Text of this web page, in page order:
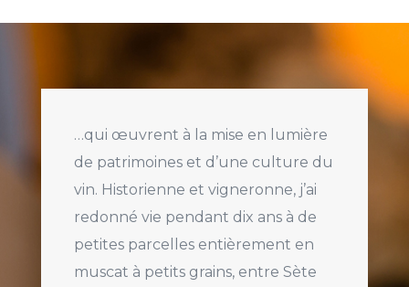
…qui œuvrent à la mise en lumière
de patrimoines et d’une culture du
vin. Historienne et vigneronne, j’ai
redonné vie pendant dix ans à de
petites parcelles entièrement en
muscat à petits grains, entre Sète